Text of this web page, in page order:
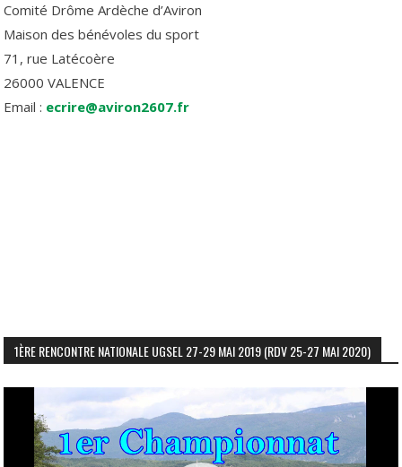
Comité Drôme Ardèche d’Aviron
Maison des bénévoles du sport
71, rue Latécoère
26000 VALENCE
Email : ecrire@aviron2607.fr
1ÈRE RENCONTRE NATIONALE UGSEL 27-29 MAI 2019 (RDV 25-27 MAI 2020)
vidéo